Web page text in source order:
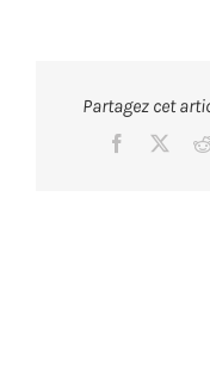
Partagez cet
Facebook